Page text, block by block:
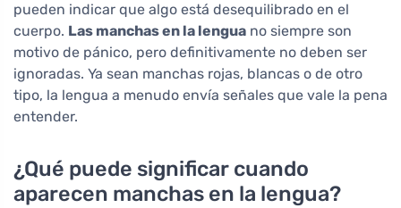
pueden indicar que algo está desequilibrado en el
cuerpo. Las manchas en la lengua no siempre son
motivo de pánico, pero definitivamente no deben ser
ignoradas. Ya sean manchas rojas, blancas o de otro
tipo, la lengua a menudo envía señales que vale la pena
entender.
¿Qué puede significar cuando
aparecen manchas en la lengua?